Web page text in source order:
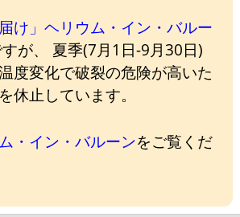
け」ヘリウム・イン・バルー
が、 夏季(7月1日-9月30日)
度変化で破裂の危険が高いた
休止しています。
・イン・バルーンをご覧くだ